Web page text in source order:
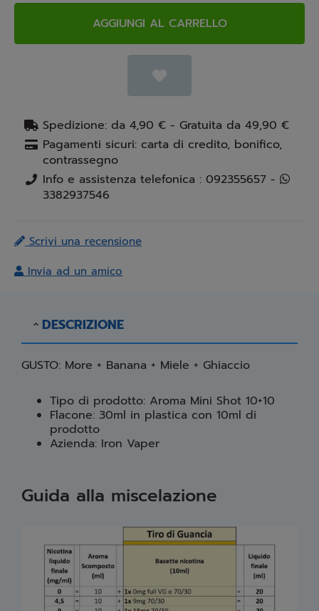
AGGIUNGI AL CARRELLO
Spedizione: da 4,90 € - Gratuita da 49,90 €
Pagamenti sicuri: carta di credito, bonifico,
contrassegno
Info e assistenza telefonica : 092355657 -
3382937546
Scrivi una recensione
Invia ad un amico
DESCRIZIONE
GUSTO: More + Banana + Miele + Ghiaccio
Tipo di prodotto: Aroma Mini Shot 10+10
Flacone: 30ml in plastica con 10ml di
prodotto
Azienda: Iron Vaper
Guida alla miscelazione